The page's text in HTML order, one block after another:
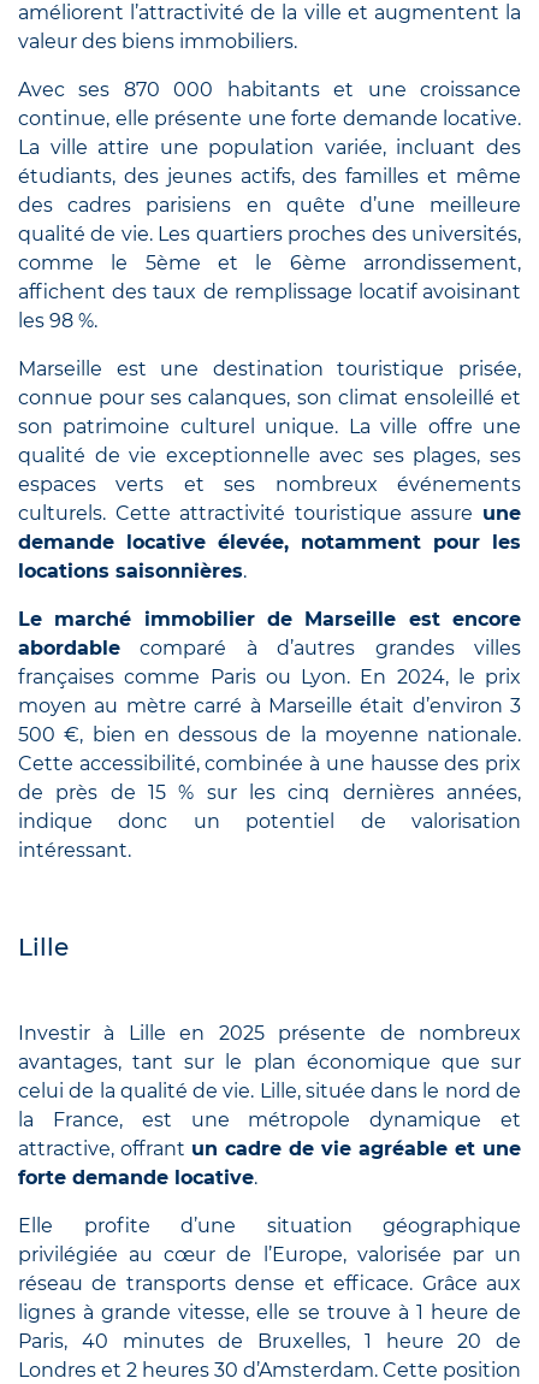
améliorent l’attractivité de la ville et augmentent la
valeur des biens immobiliers.
Avec ses 870 000 habitants et une croissance
continue, elle présente une forte demande locative.
La ville attire une population variée, incluant des
étudiants, des jeunes actifs, des familles et même
des cadres parisiens en quête d’une meilleure
qualité de vie. Les quartiers proches des universités,
comme le 5ème et le 6ème arrondissement,
affichent des taux de remplissage locatif avoisinant
les 98 %.
Marseille est une destination touristique prisée,
connue pour ses calanques, son climat ensoleillé et
son patrimoine culturel unique. La ville offre une
qualité de vie exceptionnelle avec ses plages, ses
espaces verts et ses nombreux événements
culturels. Cette attractivité touristique assure une
demande locative élevée, notamment pour les
locations saisonnières.
Le marché immobilier de Marseille est encore
abordable comparé à d’autres grandes villes
françaises comme Paris ou Lyon. En 2024, le prix
moyen au mètre carré à Marseille était d’environ 3
500 €, bien en dessous de la moyenne nationale.
Cette accessibilité, combinée à une hausse des prix
de près de 15 % sur les cinq dernières années,
indique donc un potentiel de valorisation
intéressant.
Lille
Investir à Lille en 2025 présente de nombreux
avantages, tant sur le plan économique que sur
celui de la qualité de vie. Lille, située dans le nord de
la France, est une métropole dynamique et
attractive, offrant un cadre de vie agréable et une
forte demande locative.
Elle profite d’une situation géographique
privilégiée au cœur de l’Europe, valorisée par un
réseau de transports dense et efficace. Grâce aux
lignes à grande vitesse, elle se trouve à 1 heure de
Paris, 40 minutes de Bruxelles, 1 heure 20 de
Londres et 2 heures 30 d’Amsterdam. Cette position